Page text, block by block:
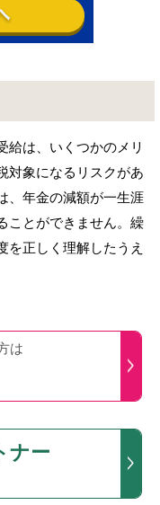
給は、いくつかのメリ
対象になるリスクがあ
、年金の減額が一生涯
ことができません。繰
を正しく理解したうえ
は
ナー